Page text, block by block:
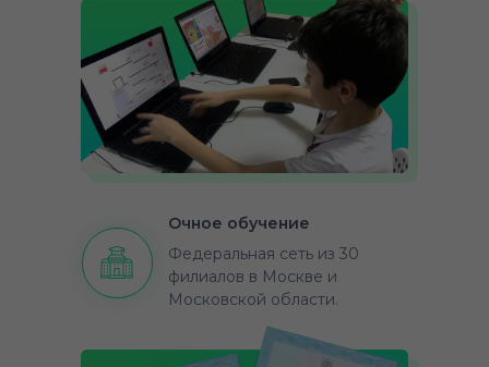
Очное обучение
Федеральная сеть из 30
филиалов в Москве и
Московской области.